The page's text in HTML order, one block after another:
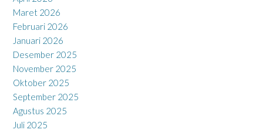
Maret 2026
Februari 2026
Januari 2026
Desember 2025
November 2025
Oktober 2025
September 2025
Agustus 2025
Juli 2025